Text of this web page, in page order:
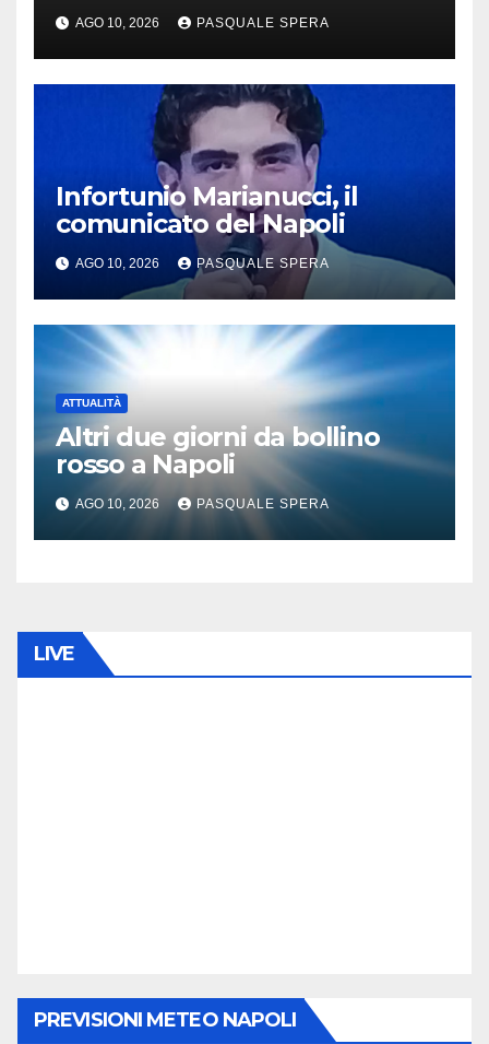
AGO 10, 2026 PASQUALE SPERA
Infortunio Marianucci, il
comunicato del Napoli
AGO 10, 2026 PASQUALE SPERA
ATTUALITÀ
Altri due giorni da bollino
rosso a Napoli
AGO 10, 2026 PASQUALE SPERA
LIVE
PREVISIONI METEO NAPOLI